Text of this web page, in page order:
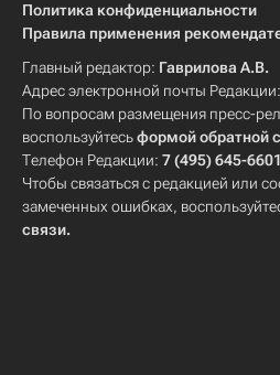
Политика конфиденциальности
Правила применения
Главный редактор: Гаврилова А.В.
Адрес электронной почты Редакции:
По вопросам размещения пресс-
воспользуйтесьформой обратной
Телефон Редакции: 7 (495) 645-6601
Чтобы связаться с редакцией или
замеченных ошибках,
связи.